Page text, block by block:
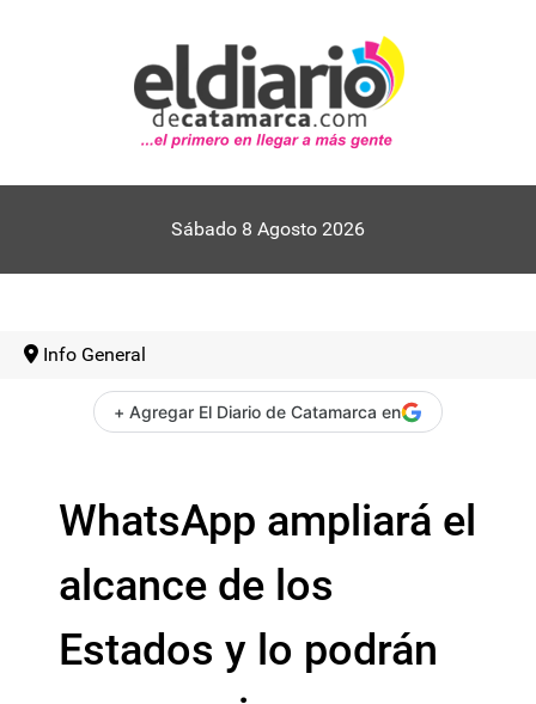
Sábado 8 Agosto 2026
Info General
+ Agregar El Diario de Catamarca en
WhatsApp ampliará el
alcance de los
Estados y lo podrán